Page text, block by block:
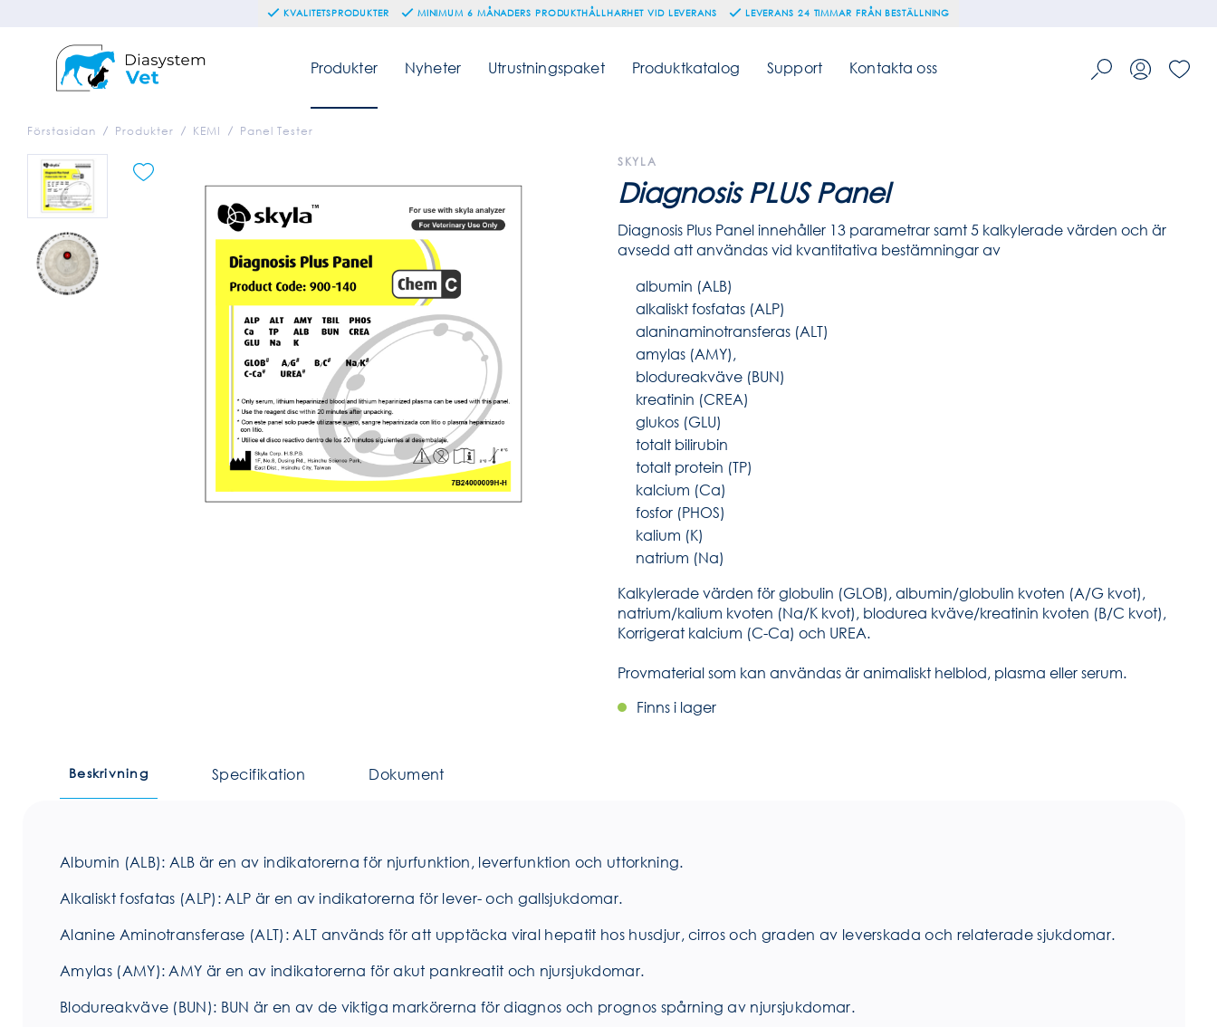
KVALITETSPRODUKTER MINIMUM 6 MÅNADERS PRODUKTHÅLLHARHET VID LEVERANS LEVERANS 24 TIMMAR FRÅN BESTÄLLNING
Produkter Nyheter Utrustningspaket Produktkatalog Support Kontakta oss
Förstasidan Produkter KEMI
Panel Tester
SKYLA
Diagnosis PLUS Panel
Diagnosis Plus Panel innehåller 13 parametrar samt 5 kalkylerade värden och är
avsedd att användas vid kvantitativa bestämningar av
albumin (ALB)
alkaliskt fosfatas (ALP)
alaninaminotransferas (ALT)
amylas (AMY),
blodureakväve (BUN)
kreatinin (CREA)
glukos (GLU)
totalt bilirubin
totalt protein (TP)
kalcium (Ca)
fosfor (PHOS)
kalium (K)
natrium (Na)
Kalkylerade värden för globulin (GLOB), albumin/globulin kvoten (A/G kvot),
natrium/kalium kvoten (Na/K kvot), blodurea kväve/kreatinin kvoten (B/C kvot),
Korrigerat kalcium (C-Ca) och UREA.
Provmaterial som kan användas är animaliskt helblod, plasma eller serum.
Finns i lager
Beskrivning Specifikation Dokument
Albumin (ALB): ALB är en av indikatorerna för njurfunktion, leverfunktion och uttorkning.
Alkaliskt fosfatas (ALP): ALP är en av indikatorerna för lever- och gallsjukdomar.
Alanine Aminotransferase (ALT): ALT används för att upptäcka viral hepatit hos husdjur, cirros och graden av leverskada och relaterade sjukdomar.
Amylas (AMY): AMY är en av indikatorerna för akut pankreatit och njursjukdomar.
Blodureakväve (BUN): BUN är en av de viktiga markörerna för diagnos och prognos spårning av njursjukdomar.